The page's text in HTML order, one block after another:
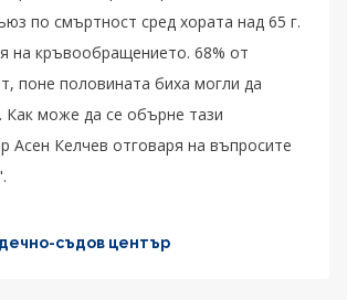
по смъртност сред хората над 65 г.
на кръвообращението. 68% от
поне половината биха могли да
Как може да се обърне тази
Асен Келчев отговаря на въпросите
съдов център